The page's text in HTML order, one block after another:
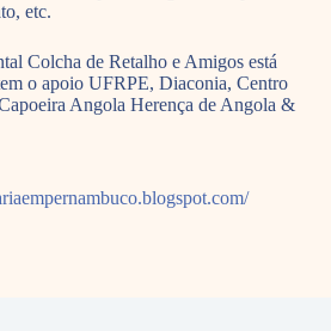
etc.
Colcha de Retalho e Amigos está
o apoio UFRPE, Diaconia, Centro
Angola Herença de Angola &